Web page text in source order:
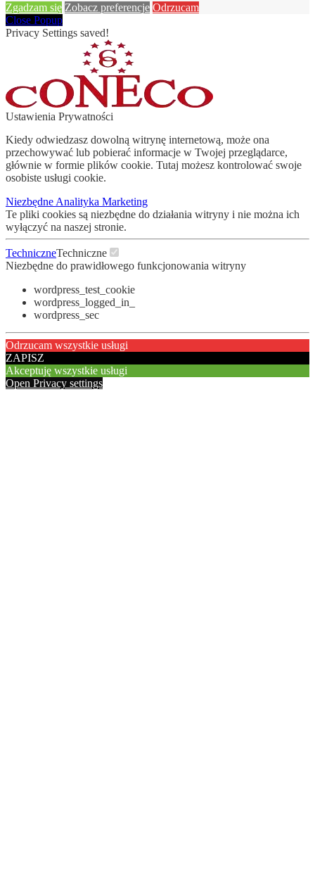
Zgadzam się Zobacz preferencje Odrzucam
Close Popup
Privacy Settings saved!
Ustawienia Prywatności
Kiedy odwiedzasz dowolną witrynę internetową, może ona
przechowywać lub pobierać informacje w Twojej przeglądarce,
głównie w formie plików cookie. Tutaj możesz kontrolować swoje
osobiste usługi cookie.
Niezbędne Analityka Marketing
Te pliki cookies są niezbędne do działania witryny i nie można ich
wyłączyć na naszej stronie.
TechniczneTechniczne
Niezbędne do prawidłowego funkcjonowania witryny
wordpress_test_cookie
wordpress_logged_in_
wordpress_sec
Odrzucam wszystkie usługi
ZAPISZ
Akceptuję wszystkie usługi
Open Privacy settings